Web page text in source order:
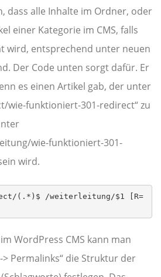
dass alle Inhalte im Ordner, oder
einer Kategorie im CMS, falls
wird, entsprechend unter neuen
Der Code unten sorgt dafür. Er
es einen Artikel gab, der unter
wie-funktioniert-301-redirect“ zu
wie-funktioniert-301-
wird.
(.*)$ /weiterleitung/$1 [R=
WordPress CMS kann man
Permalinks“ die Struktur der